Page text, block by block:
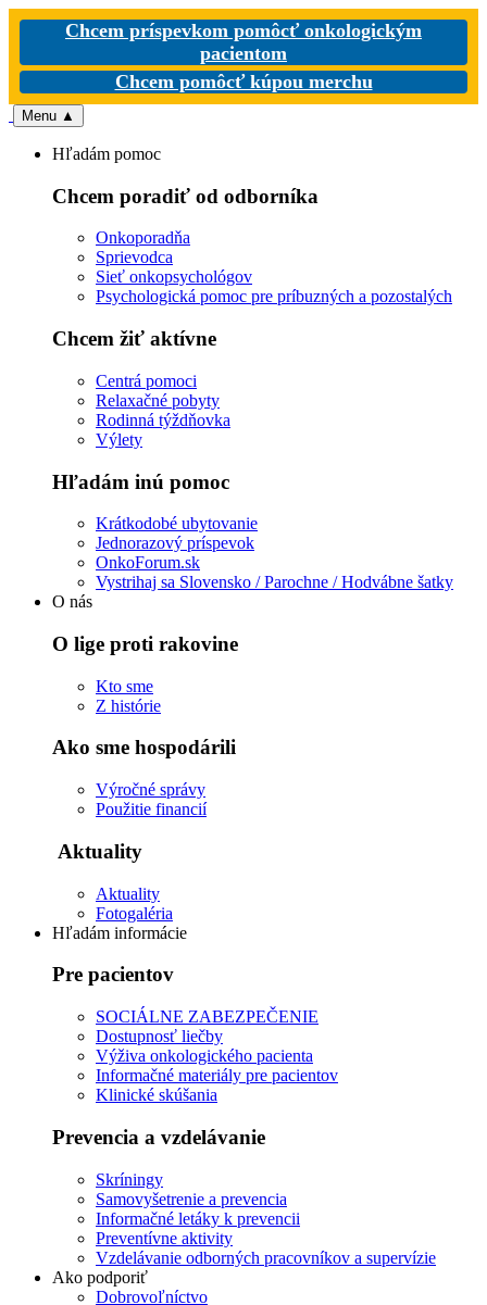
Chcem príspevkom pomôcť onkologickým
pacientom
Chcem pomôcť kúpou merchu
Menu ▲
Hľadám pomoc
Chcem poradiť od odborníka
Onkoporadňa
Sprievodca
Sieť onkopsychológov
Psychologická pomoc pre príbuzných a pozostalých
Chcem žiť aktívne
Centrá pomoci
Relaxačné pobyty
Rodinná týždňovka
Výlety
Hľadám inú pomoc
Krátkodobé ubytovanie
Jednorazový príspevok
OnkoForum.sk
Vystrihaj sa Slovensko / Parochne / Hodvábne šatky
O nás
O lige proti rakovine
Kto sme
Z histórie
Ako sme hospodárili
Výročné správy
Použitie financií
Aktuality
Aktuality
Fotogaléria
Hľadám informácie
Pre pacientov
SOCIÁLNE ZABEZPEČENIE
Dostupnosť liečby
Výživa onkologického pacienta
Informačné materiály pre pacientov
Klinické skúšania
Prevencia a vzdelávanie
Skríningy
Samovyšetrenie a prevencia
Informačné letáky k prevencii
Preventívne aktivity
Vzdelávanie odborných pracovníkov a supervízie
Ako podporiť
Dobrovoľníctvo